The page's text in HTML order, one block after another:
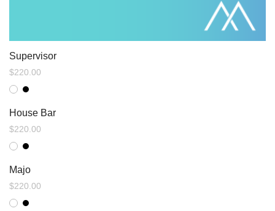
Supervisor
$220.00
House Bar
$220.00
Majo
$220.00